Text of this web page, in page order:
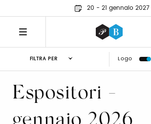
20 - 21 gennaio 2027
FILTRA PER Logo
Espositori -